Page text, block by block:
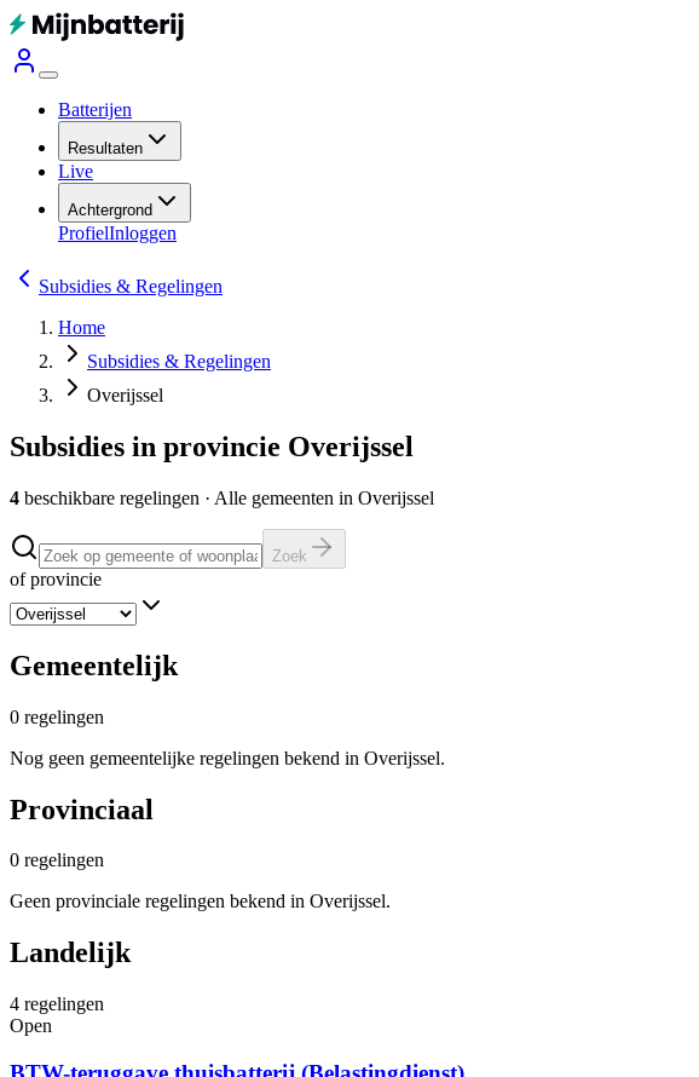
Batterijen
Resultaten
Live
Achtergrond
ProfielInloggen
Subsidies & Regelingen
Home
Subsidies & Regelingen
Overijssel
Subsidies in provincie Overijssel
4 beschikbare regelingen · Alle gemeenten in Overijssel
Zoek
of provincie
Gemeentelijk
0 regelingen
Nog geen gemeentelijke regelingen bekend in Overijssel.
Provinciaal
0 regelingen
Geen provinciale regelingen bekend in Overijssel.
Landelijk
4 regelingen
Open